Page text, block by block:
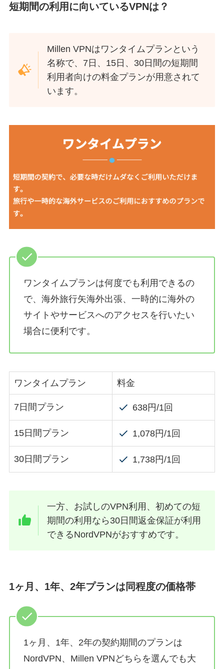
短期間の利用に向いているVPNは？
Millen VPNはワンタイムプランという
名称で、7日、15日、30日間の短期間
利用者向けの料金プランが用意されて
います。
ワンタイムプランは何度でも利用できるの
で、海外旅行矢海外出張、一時的に海外の
サイトやサービスへのアクセスを行いたい
場合に便利です。
ワンタイムプラン 料金
7日間プラン 638円/1回
15日間プラン 1,078円/1回
30日間プラン 1,738円/1回
一方、お試しのVPN利用、初めての短
期間の利用なら30日間返金保証が利用
できるNordVPNがおすすめです。
1ヶ月、1年、2年プランは同程度の価格帯
1ヶ月、1年、2年の契約期間のプランは
NordVPN、Millen VPNどちらを選んでも大